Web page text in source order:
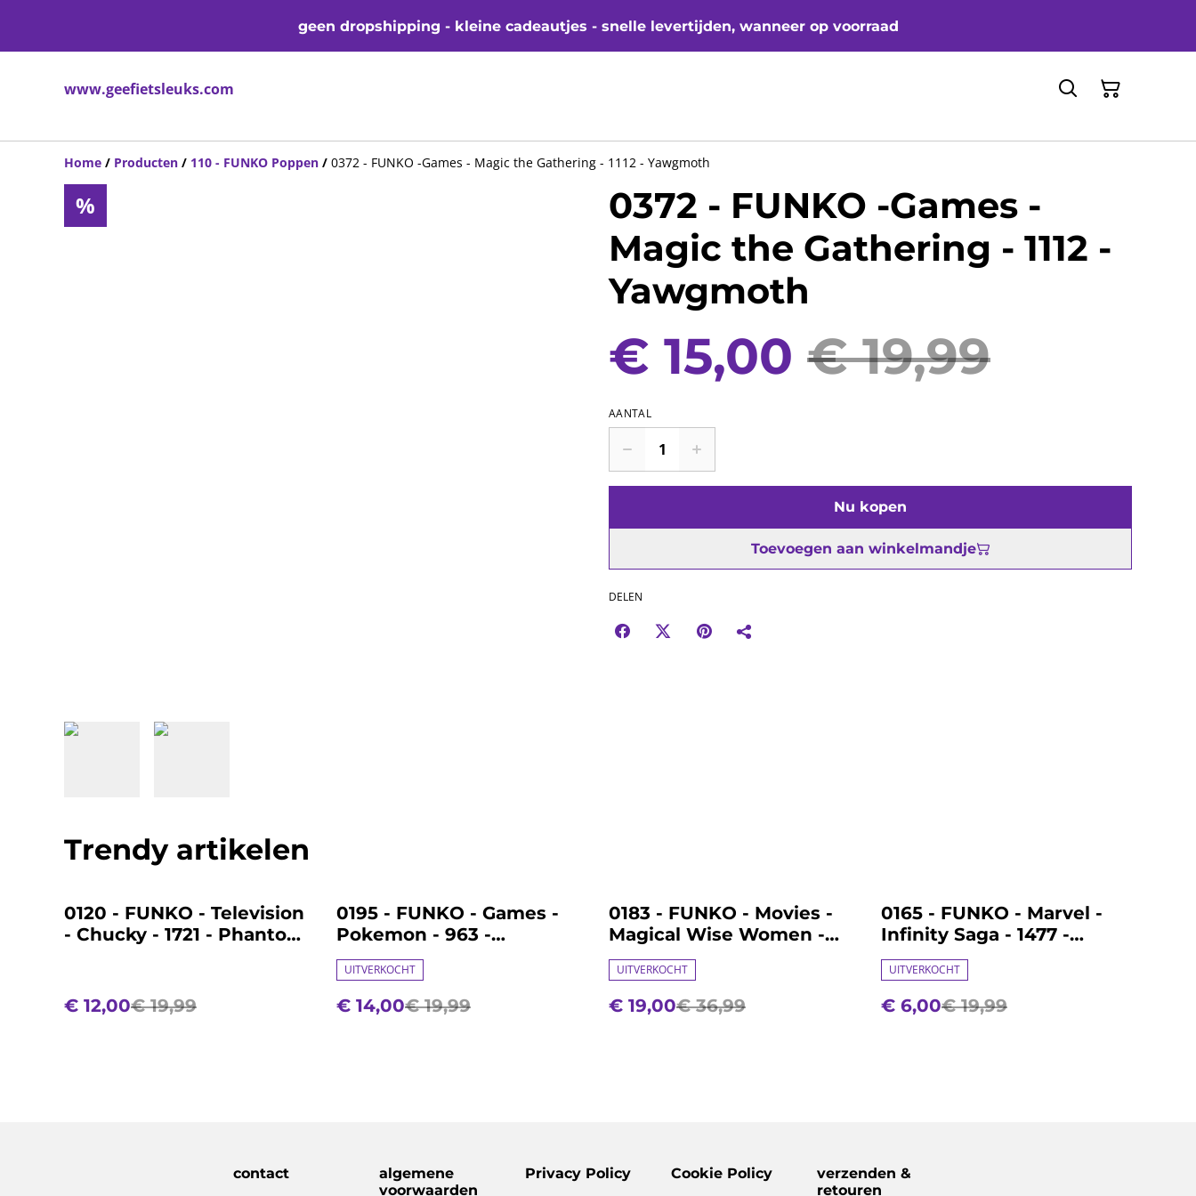
geen dropshipping - kleine cadeautjes - snelle levertijden, wanneer op voorraad
www.geefietsleuks.com
Home / Producten / 110 - FUNKO Poppen / 0372 - FUNKO -Games - Magic the Gathering - 1112 - Yawgmoth
%
0372 - FUNKO -Games -
Magic the Gathering - 1112 -
Yawgmoth
€ 15,00 € 19,99
AANTAL
Nu kopen
Toevoegen aan winkelmandje
DELEN
Trendy artikelen
%
0120 - FUNKO - Television
- Chucky - 1721 - Phantom
€ 12,00€ 19,99
%
0195 - FUNKO - Games -
Pokemon - 963 -
Chimchar
UITVERKOCHT
€ 14,00€ 19,99
%
0183 - FUNKO - Movies -
Magical Wise Women -
2pc - Wicked
UITVERKOCHT
€ 19,00€ 36,99
%
0165 - FUNKO - Marvel -
Infinity Saga - 1477 -
Whiplash
UITVERKOCHT
€ 6,00€ 19,99
contact
algemene
voorwaarden
Privacy Policy Cookie Policy
verzenden &
retouren